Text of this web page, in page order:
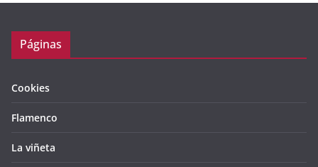
Páginas
Cookies
Flamenco
La viñeta